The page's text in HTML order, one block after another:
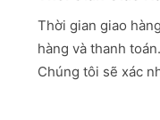
Thời gian giao
hàng và thanh
Chúng tôi sẽ xác